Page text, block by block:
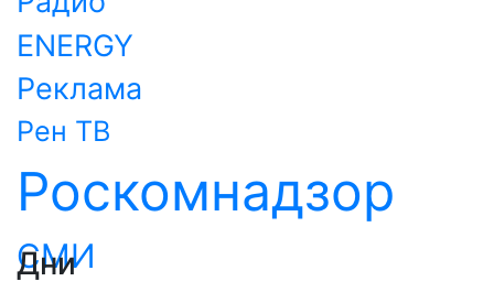
ENERGY
Реклама
Рен ТВ
Роскомнадзор
СМИ
Дни